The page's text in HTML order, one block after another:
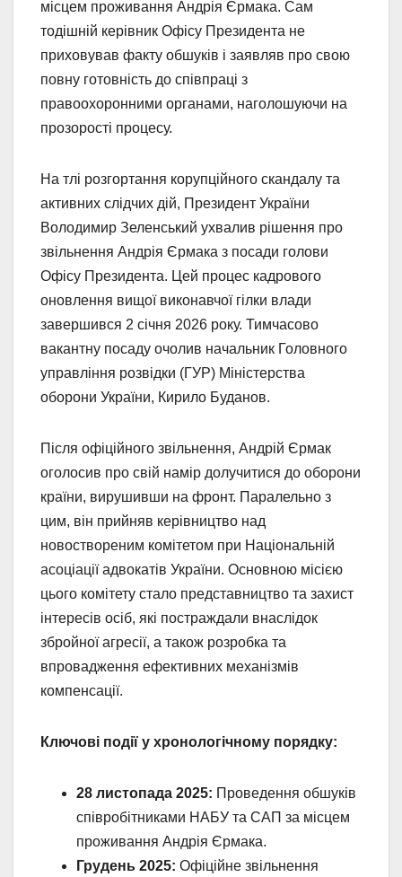
місцем проживання Андрія Єрмака. Сам
тодішній керівник Офісу Президента не
приховував факту обшуків і заявляв про свою
повну готовність до співпраці з
правоохоронними органами, наголошуючи на
прозорості процесу.
На тлі розгортання корупційного скандалу та
активних слідчих дій, Президент України
Володимир Зеленський ухвалив рішення про
звільнення Андрія Єрмака з посади голови
Офісу Президента. Цей процес кадрового
оновлення вищої виконавчої гілки влади
завершився 2 січня 2026 року. Тимчасово
вакантну посаду очолив начальник Головного
управління розвідки (ГУР) Міністерства
оборони України, Кирило Буданов.
Після офіційного звільнення, Андрій Єрмак
оголосив про свій намір долучитися до оборони
країни, вирушивши на фронт. Паралельно з
цим, він прийняв керівництво над
новоствореним комітетом при Національній
асоціації адвокатів України. Основною місією
цього комітету стало представництво та захист
інтересів осіб, які постраждали внаслідок
збройної агресії, а також розробка та
впровадження ефективних механізмів
компенсації.
Ключові події у хронологічному порядку:
28 листопада 2025: Проведення обшуків
співробітниками НАБУ та САП за місцем
проживання Андрія Єрмака.
Грудень 2025: Офіційне звільнення